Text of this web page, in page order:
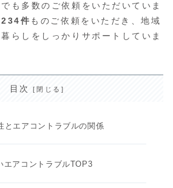
も多数のご依頼をいただいていま
件 ものご依頼をいただき、地域
らしをしっかりサポートしていま
目次
とエアコントラブルの関係
エアコントラブルTOP3